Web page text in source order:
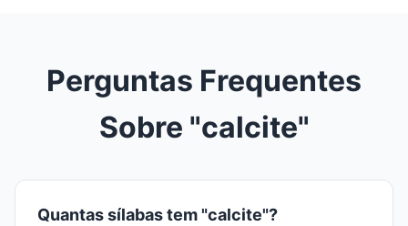
Perguntas Frequentes
Sobre "calcite"
Quantas sílabas tem "calcite"?